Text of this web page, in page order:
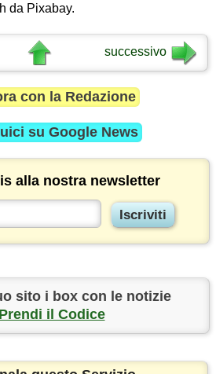
da Pixabay.
successivo
con la Redazione
su Google News
alla nostra newsletter
sito i box con le notizie
Prendi il Codice